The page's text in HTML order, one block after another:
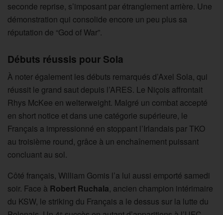
seconde reprise, s’imposant par étranglement arrière. Une
démonstration qui consolide encore un peu plus sa
réputation de “God of War”.
Débuts réussis pour Sola
À noter également les débuts remarqués d’Axel Sola, qui
réussit le grand saut depuis l’ARES. Le Niçois affrontait
Rhys McKee en welterweight. Malgré un combat accepté
en short notice et dans une catégorie supérieure, le
Français a impressionné en stoppant l’Irlandais par TKO
au troisième round, grâce à un enchaînement puissant
concluant au sol.
Côté français, William Gomis l’a lui aussi emporté samedi
soir. Face à Robert Ruchala, ancien champion intérimaire
du KSW, le striking du Français a le dessus sur la lutte du